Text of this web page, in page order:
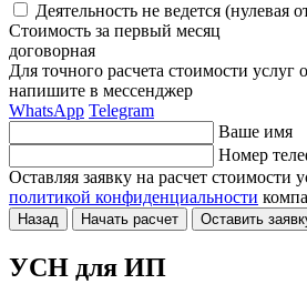
Деятельность не ведется (нулевая
Стоимость за первый месяц
договорная
Для точного расчета стоимости услуг
напишите в мессенджер
WhatsApp Telegram
Ваше имя
Номер
Оставляя заявку на расчет стоимости
политикой конфиденциальности
Назад Начать расчет Оставить
УСН для ИП